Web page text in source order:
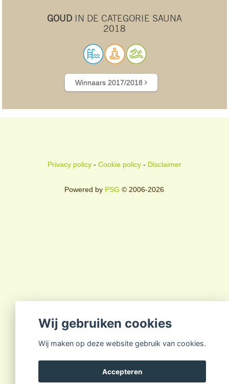
GOUDIN DE CATEGORIE SAUNA
2018
Winnaars 2017/2018
Privacy policy- Cookie policy- Disclaimer
Powered by PSG © 2006-2026
Wij gebruiken cookies
Wij maken op deze website gebruik van cookies.
Accepteren